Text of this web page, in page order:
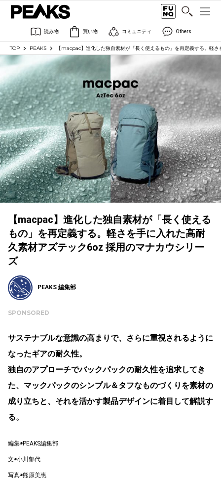
読み物 買い物 コミュニティ Others
TOP PEAKS 【macpac】進化した独自素材が「長く使えるもの」を再定義する。軽
【macpac】進化した独自素材が「長く使える
もの」を再定義する。軽さを手に入れた高耐
久素材アズテック6oz 採用のマナカウシリー
ズ
PEAKS 編集部
SPONSORED
サステナブルな意識の高まりで、さらに重視されるように
なったギアの耐久性。
独自のアプローチでバックパックの耐久性を追求してき
た、マックパックのシンプル＆タフなものづくりを素材の
成り立ちと、それを活かす製品デザインに着目して解説す
る。
編集◉PEAKS編集部
文◉小川郁代
写真◉熊原美惠